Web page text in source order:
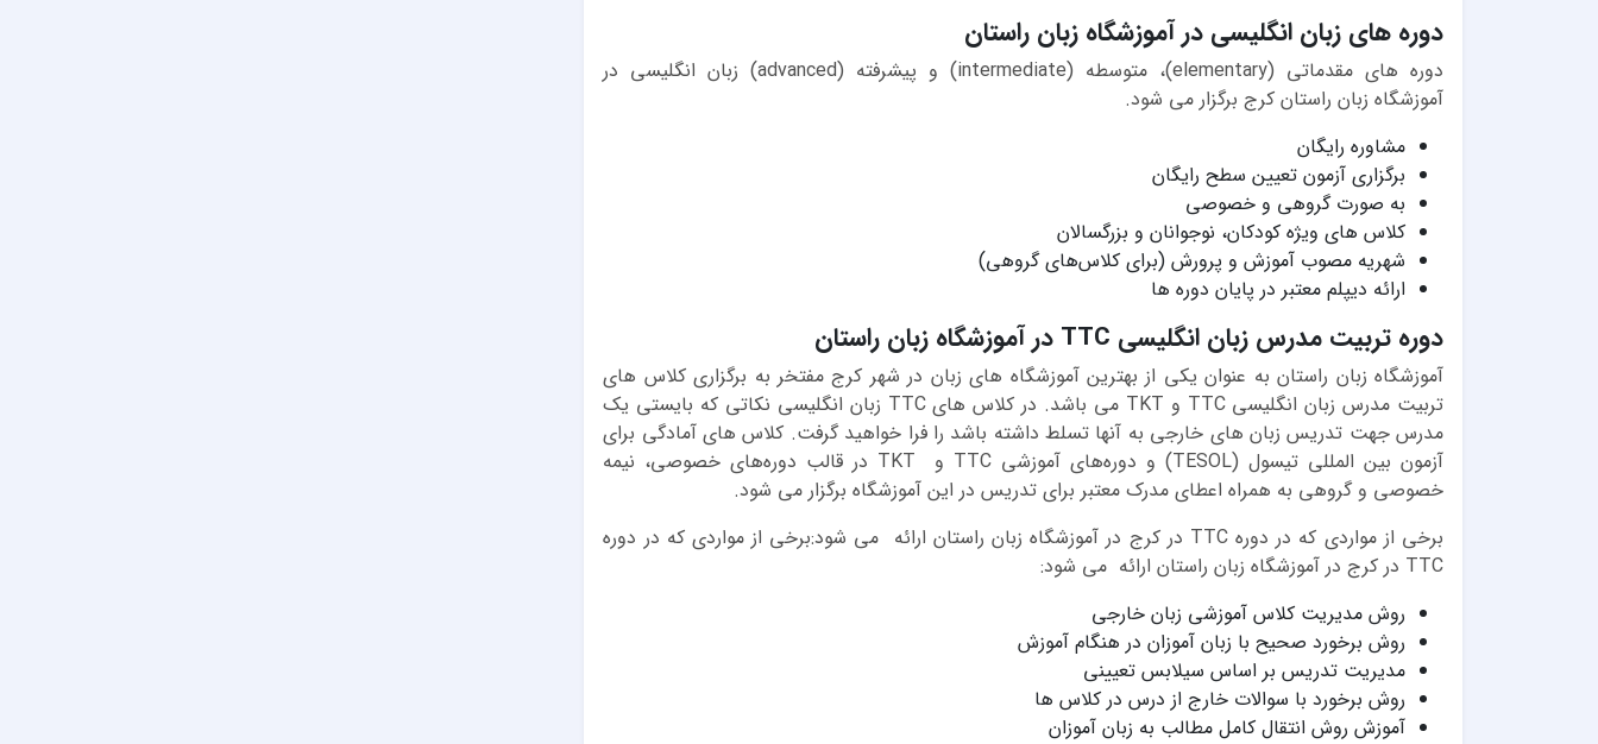
دوره های زبان انگلیسی در آموزشگاه زبان راستان
دوره های مقدماتی (elementary)، متوسطه (intermediate) و پیشرفته (advanced) زبان انگلیسی در
آموزشگاه زبان راستان کرج برگزار می شود.
مشاوره رایگان
برگزاری آزمون تعیین سطح رایگان
به صورت گروهی و خصوصی
کلاس های ویژه کودکان، نوجوانان و بزرگسالان
شهریه مصوب آموزش و پرورش (برای کلاس‌های گروهی)
ارائه دیپلم معتبر در پایان دوره ها
دوره تربیت مدرس زبان انگلیسی TTC در آموزشگاه زبان راستان
آموزشگاه زبان راستان به عنوان یکی از بهترین آموزشگاه های زبان در شهر کرج مفتخر به برگزاری کلاس های
تربیت مدرس زبان انگلیسی TTC و TKT می باشد. در کلاس های TTC زبان انگلیسی نکاتی که بایستی یک
مدرس جهت تدریس زبان های خارجی به آنها تسلط داشته باشد را فرا خواهید گرفت. کلاس های آمادگی برای
آزمون‌ بین المللی تیسول (TESOL) و دوره‌های آموزشی TTC و TKT در قالب دوره‌های خصوصی، نیمه
خصوصی و گروهی به همراه اعطای مدرک معتبر برای تدریس در این آموزشگاه برگزار می شود.
برخی از مواردی که در دوره TTC در کرج در آموزشگاه زبان راستان ارائه می شود:برخی از مواردی که در دوره
TTC در کرج در آموزشگاه زبان راستان ارائه می شود:
روش مدیریت کلاس آموزشی زبان خارجی
روش برخورد صحیح با زبان آموزان در هنگام آموزش
مدیریت تدریس بر اساس سیلابس تعیینی
روش برخورد با سوالات خارج از درس در کلاس ها
آموزش روش انتقال کامل مطالب به زبان آموزان